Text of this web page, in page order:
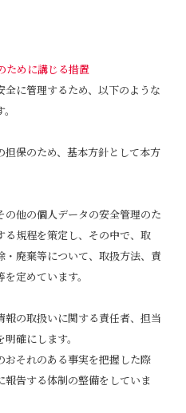
ために講じる措置
に管理するため、以下のような
保のため、基本方針として本方
他の個人データの安全管理のた
る規程を策定し、その中で、取
廃棄等について、取扱方法、責
定めています。
の取扱いに関する責任者、担当
確にします。
それのある事実を把握した際
報告する体制の整備をしていま